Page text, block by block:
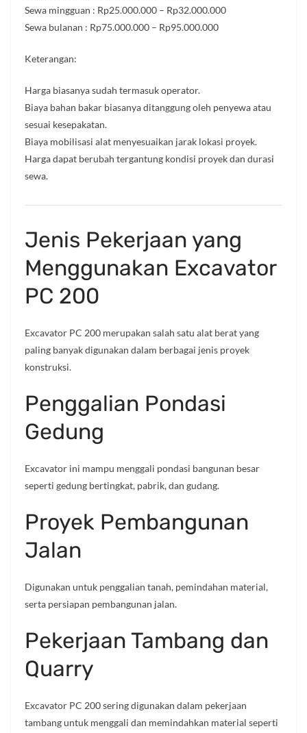
Sewa mingguan : Rp25.000.000 – Rp32.000.000
Sewa bulanan : Rp75.000.000 – Rp95.000.000
Keterangan:
Harga biasanya sudah termasuk operator.
Biaya bahan bakar biasanya ditanggung oleh penyewa atau
sesuai kesepakatan.
Biaya mobilisasi alat menyesuaikan jarak lokasi proyek.
Harga dapat berubah tergantung kondisi proyek dan durasi
sewa.
Jenis Pekerjaan yang
Menggunakan Excavator
PC 200
Excavator PC 200 merupakan salah satu alat berat yang
paling banyak digunakan dalam berbagai jenis proyek
konstruksi.
Penggalian Pondasi
Gedung
Excavator ini mampu menggali pondasi bangunan besar
seperti gedung bertingkat, pabrik, dan gudang.
Proyek Pembangunan
Jalan
Digunakan untuk penggalian tanah, pemindahan material,
serta persiapan pembangunan jalan.
Pekerjaan Tambang dan
Quarry
Excavator PC 200 sering digunakan dalam pekerjaan
tambang untuk menggali dan memindahkan material seperti